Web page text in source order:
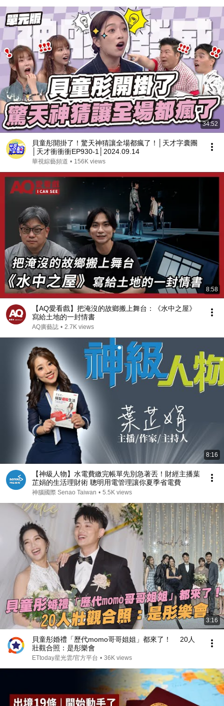
34:52
貝童彤開掛了！驚天神猜讓全場都瘋了！│天才字囊團
│天才衝衝衝EP930-1│2024.09.14
華視綜藝頻道 • 156K views
8:58
【AQ愛看戲】把淹沒的故鄉搬上舞台：《水中之屋》
寫給土地的一封情書
AQ廣藝誌 • 2.7K views
8:16
【神級人物】水電費繳完帳單先別急著丟！財經主播葉
芷娟的生活理財術 聰明用電管理讓你夏季省電費
神腦國際 Senao Taiwan • 5.5K views
3:16
貝童彤婚禮「歷代momo哥哥姐姐」都來了！ 20人
壯觀合照：是彤樂會
ETtoday星光雲/官方平台 • 36K views